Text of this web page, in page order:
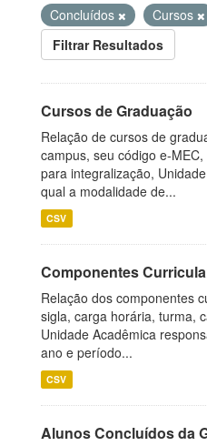
Concluídos
Cursos
Filtrar Resultados
Cursos de Graduação
Relação de cursos de
campus, seu código e-
para integralização,
qual a modalidade de...
CSV
Componentes
Relação dos componentes
sigla, carga horária, turma,
Unidade Acadêmica
ano e período...
CSV
Alunos Concluídos da